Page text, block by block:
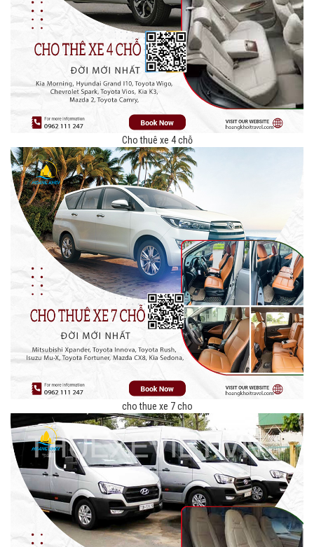
Cho thuê xe 4 chỗ
cho thue xe 7 cho